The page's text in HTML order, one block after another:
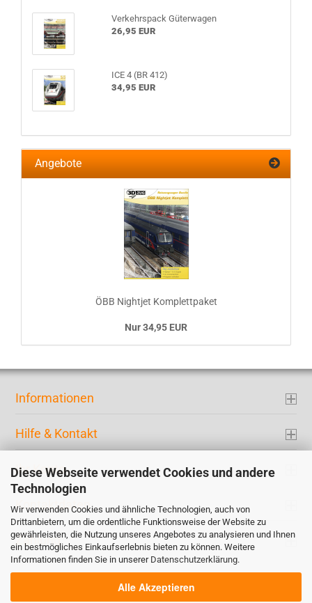
Diese Webseite verwendet Cookies und andere
Technologien
Wir verwenden Cookies und ähnliche Technologien, auch von
Drittanbietern, um die ordentliche Funktionsweise der Website zu
gewährleisten, die Nutzung unseres Angebotes zu analysieren und Ihnen
ein bestmögliches Einkaufserlebnis bieten zu können. Weitere
Informationen finden Sie in unserer Datenschutzerklärung.
Alle Akzeptieren
Verkehrspack Güterwagen
26,95 EUR
ICE 4 (BR 412)
34,95 EUR
Angebote
ÖBB Nightjet Komplettpaket
Nur 34,95 EUR
Informationen
Hilfe & Kontakt
Ihr Konto
Kontaktdaten
Zahlung